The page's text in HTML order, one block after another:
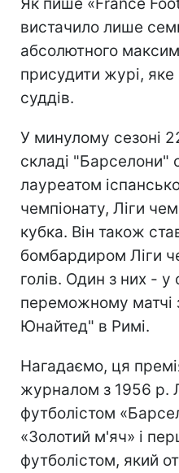
вистачило лише
абсолютного
присудити журі,
суддів.
У минулому сезоні
складі "Барселони"
лауреатом
чемпіонату, Ліги
кубка. Він також
бомбардиром Ліги
голів. Один з них - у
переможному матчі
Юнайтед" в Римі.
Нагадаємо, ця
журналом з 1956 р.
футболістом
«Золотий м'яч» і
футболістом, який